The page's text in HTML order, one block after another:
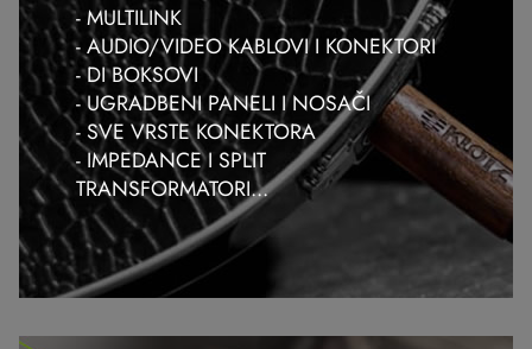
- MULTILINK
- AUDIO/VIDEO KABLOVI I KONEKTORI
- DI BOKSOVI
- UGRADBENI PANELI I NOSAČI
- SVE VRSTE KONEKTORA
- IMPEDANCE I SPLIT
TRANSFORMATORI...